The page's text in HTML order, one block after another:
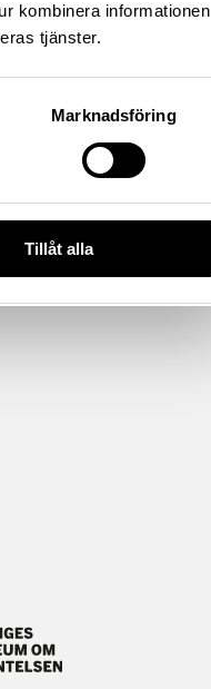
kombinera informationen
tjänster.
Marknadsföring
Tillåt alla